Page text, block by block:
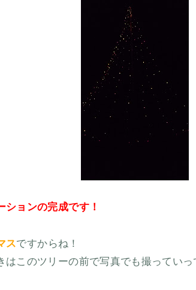
ションの完成です！
スですからね！
はこのツリーの前で写真でも撮っていっ